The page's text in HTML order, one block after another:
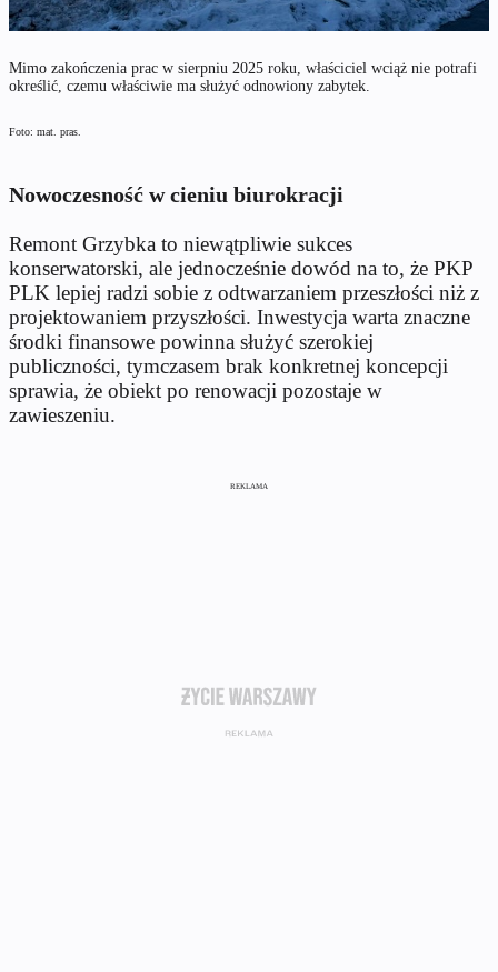
Mimo zakończenia prac w sierpniu 2025 roku, właściciel wciąż nie potrafi
określić, czemu właściwie ma służyć odnowiony zabytek.
Foto: mat. pras.
Nowoczesność w cieniu biurokracji
Remont Grzybka to niewątpliwie sukces
konserwatorski, ale jednocześnie dowód na to, że PKP
PLK lepiej radzi sobie z odtwarzaniem przeszłości niż z
projektowaniem przyszłości. Inwestycja warta znaczne
środki finansowe powinna służyć szerokiej
publiczności, tymczasem brak konkretnej koncepcji
sprawia, że obiekt po renowacji pozostaje w
zawieszeniu.
REKLAMA